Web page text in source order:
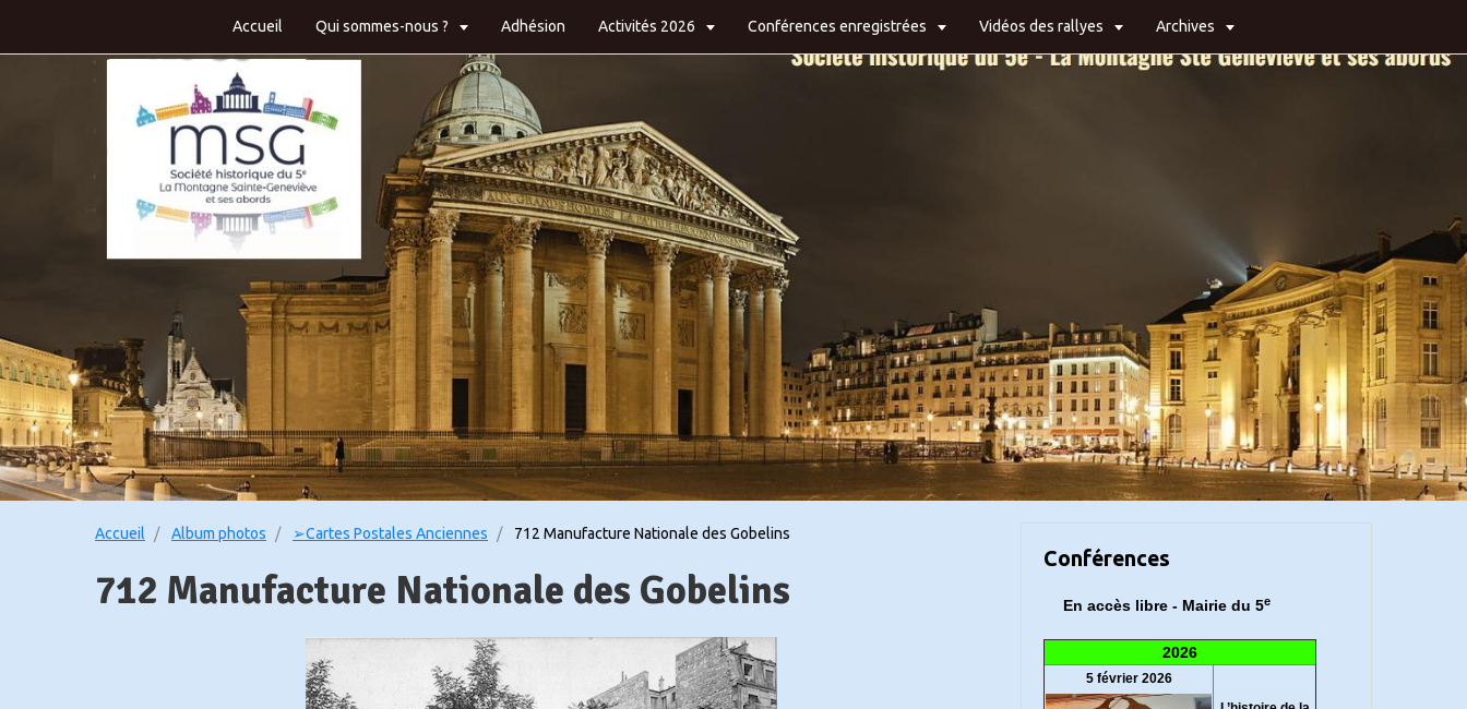
Accueil Qui sommes-nous ? Adhésion Activités 2026 Conférences enregistrées Vidéos des rallyes Archives
Accueil Album photos ➢Cartes Postales Anciennes 712 Manufacture Nationale des Gobelins
712 Manufacture Nationale des Gobelins
Conférences
En accès libre - Mairie du 5e
2026
5 février 2026